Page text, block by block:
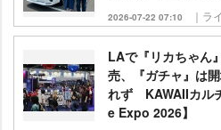
2026-07-22 07:10 ｜ラ
LAで『リカちゃん
売、『ガチャ』は
れず KAWAIIカル
e Expo 2026】